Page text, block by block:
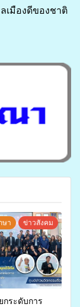
เมืองดีของชาติ
ษา ข่าวสังคม
กระดับการ